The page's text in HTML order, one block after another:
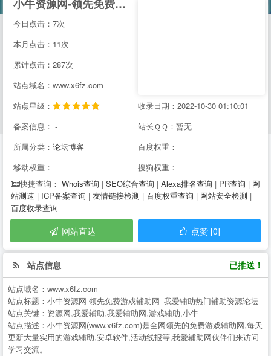
小牛资源网-领先免费游戏辅助网_我爱辅助热门辅助资源论坛
今日点击：7次
本月点击：11次
累计点击：287次
站点域名：www.x6fz.com
站点星级：
收录日期：2022-10-30 01:10:01
备案信息： -
站长ＱＱ：暂无
所属分类： 论坛博客
百度权重：
移动权重：
搜狗权重：
快捷查询： Whois查询 | SEO综合查询 | Alexa排名查询 | PR查询 | 网
站测速 | ICP备案查询 | 友情链接检测 | 百度权重查询 | 网站安全检测 |
百度收录查询
网站直达 点赞 [0]
站点信息 已推送！
站点域名： www.x6fz.com
站点标题： 小牛资源网-领先免费游戏辅助网_我爱辅助热门辅助资源论坛
站点关键： 资源网,我爱辅助,我爱辅助网,游戏辅助,小牛
站点描述： 小牛资源网(www.x6fz.com)是全网领先的免费游戏辅助网,每天
更新大量实用的游戏辅助,安卓软件,活动线报等,我爱辅助网伙伴们来访问
学习交流。